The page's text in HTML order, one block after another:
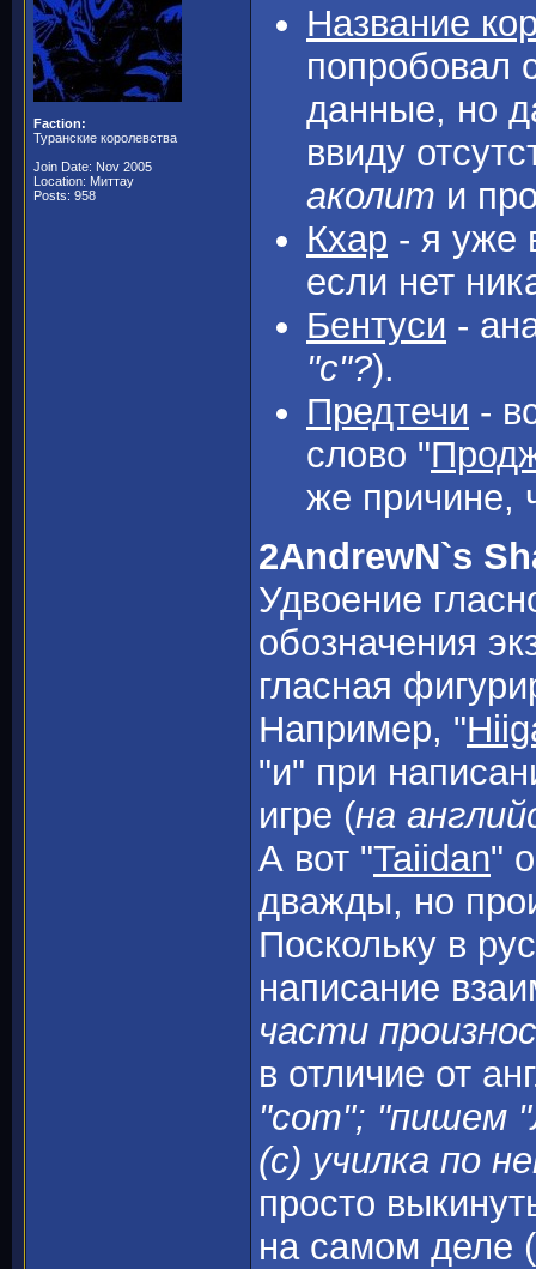
Faction:
Туранские королевства
Join Date: Nov 2005
Location: Миттау
Posts: 958
Название
попробовал
данные, но
ввиду
аколит и
Кхар - я уже
если нет
Бентуси -
"с"?).
Предтечи -
слово "
же причине,
2AndrewN`s
Удвоение
обозначения
гласная
Например, "
"и" при
игре (на
А вот "Taiidan"
дважды, но
Поскольку в
написание
части
в отличие от
"сот"; "пишем
(с) училка по
просто
на самом деле (